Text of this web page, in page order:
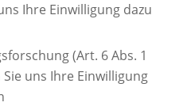
Ihre Einwilligung dazu
(Art. 6 Abs. 1
Sie uns Ihre Einwilligung